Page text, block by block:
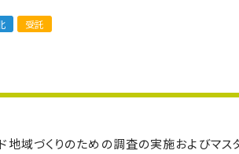
受託
地域づくりのための調査の実施およびマス